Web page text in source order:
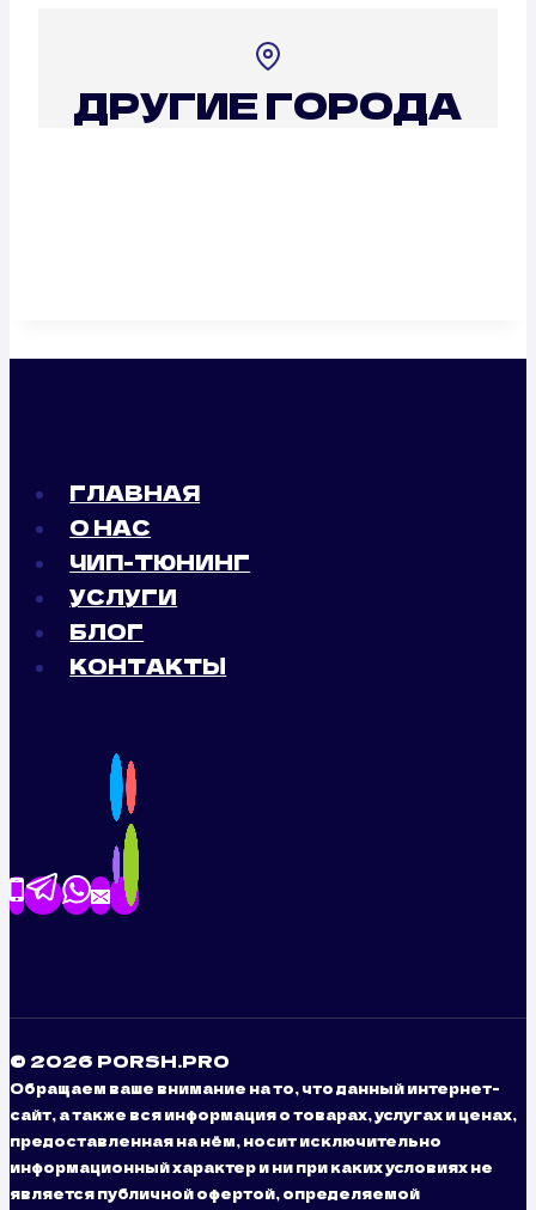
ДРУГИЕ ГОРОДА
ГЛАВНАЯ
О НАС
ЧИП-ТЮНИНГ
УСЛУГИ
БЛОГ
КОНТАКТЫ
© 2026 PORSH.PRO
Обращаем ваше внимание на то, что данный интернет-
сайт, а также вся информация о товарах, услугах и ценах,
предоставленная на нём, носит исключительно
информационный характер и ни при каких условиях не
является публичной офертой, определяемой